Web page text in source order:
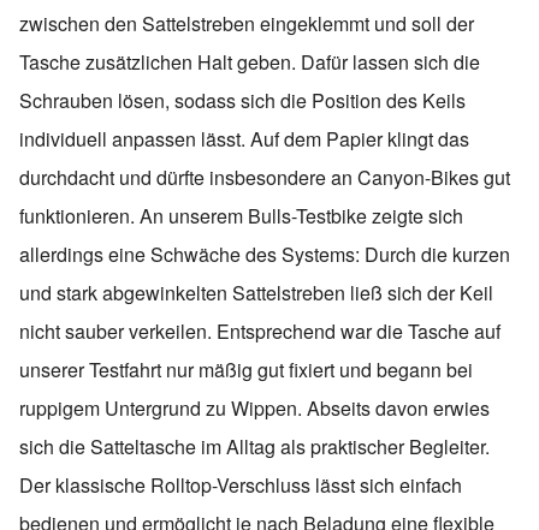
zwischen den Sattelstreben eingeklemmt und soll der
Tasche zusätzlichen Halt geben. Dafür lassen sich die
Schrauben lösen, sodass sich die Position des Keils
individuell anpassen lässt. Auf dem Papier klingt das
durchdacht und dürfte insbesondere an Canyon-Bikes gut
funktionieren. An unserem Bulls-Testbike zeigte sich
allerdings eine Schwäche des Systems: Durch die kurzen
und stark abgewinkelten Sattelstreben ließ sich der Keil
nicht sauber verkeilen. Entsprechend war die Tasche auf
unserer Testfahrt nur mäßig gut fixiert und begann bei
ruppigem Untergrund zu Wippen. Abseits davon erwies
sich die Satteltasche im Alltag als praktischer Begleiter.
Der klassische Rolltop-Verschluss lässt sich einfach
bedienen und ermöglicht je nach Beladung eine flexible